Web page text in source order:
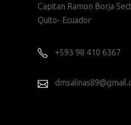
Capitan Ramon Borja
Quito- Ecuador
+593 98 410 6367